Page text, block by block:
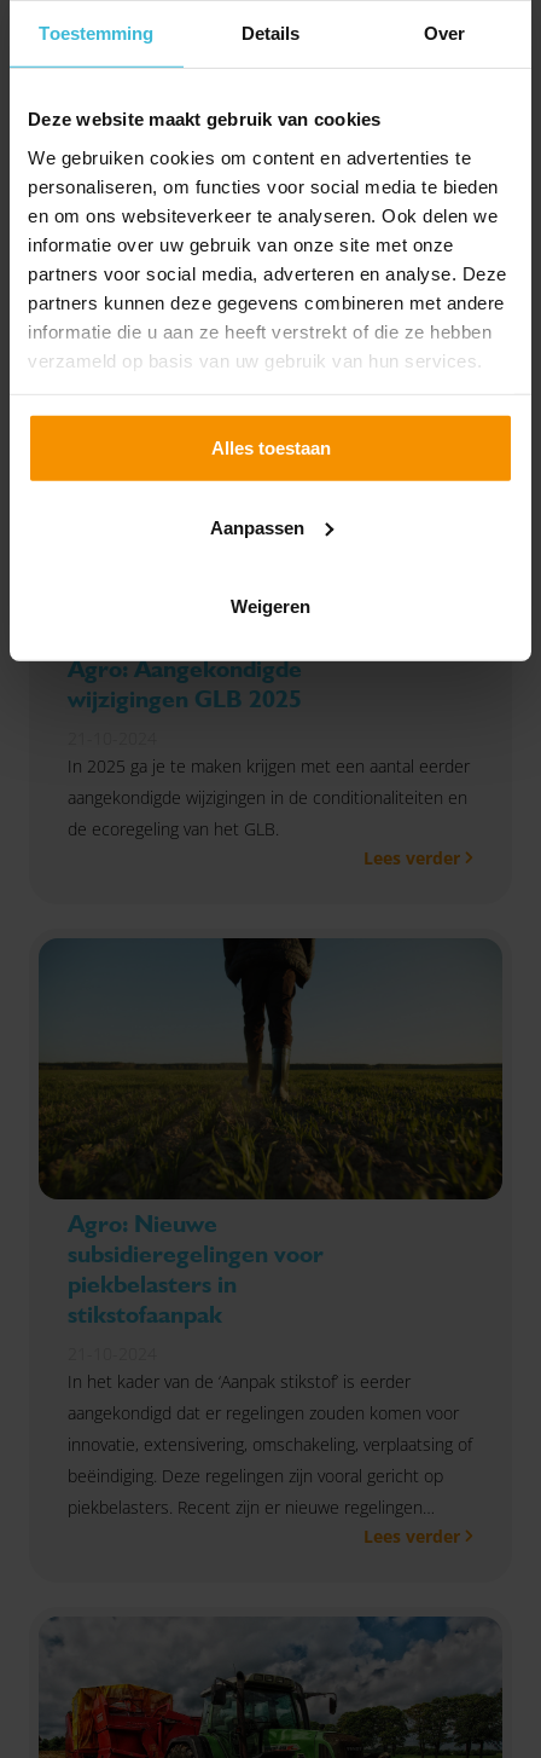
Toestemming Details Over
Deze website maakt gebruik van cookies
We gebruiken cookies om content en advertenties te
personaliseren, om functies voor social media te bieden
en om ons websiteverkeer te analyseren. Ook delen we
informatie over uw gebruik van onze site met onze
partners voor social media, adverteren en analyse. Deze
partners kunnen deze gegevens combineren met andere
informatie die u aan ze heeft verstrekt of die ze hebben
verzameld op basis van uw gebruik van hun services.
Alles toestaan
Aanpassen
Weigeren
eco-premie 2024
21-10-2024
De basis- en eco-premies voor 2024 zijn nog niet
definitief vastgesteld. Wel is al bekend dat je, dankzij
een extra nationaal budget, in aanmerking kunt
komen voor de maximale eco-premie.
Lees verder
Agro: Aangekondigde
wijzigingen GLB 2025
In 2025 ga je te maken krijgen met een aantal eerder
aangekondigde wijzigingen in de conditionaliteiten en
de ecoregeling van het GLB.
Lees verder
Agro: Nieuwe
subsidieregelingen voor
piekbelasters in
stikstofaanpak
In het kader van de ‘Aanpak stikstof’ is eerder
aangekondigd dat er regelingen zouden komen voor
innovatie, extensivering, omschakeling, verplaatsing of
beëindiging. Deze regelingen zijn vooral gericht op
piekbelasters. Recent zijn er nieuwe regelingen
gepubliceerd of aangekondigd binnen dit kader.
Lees verder